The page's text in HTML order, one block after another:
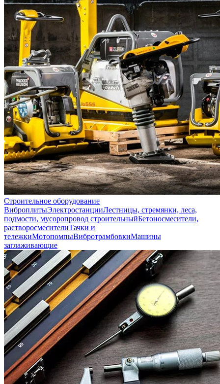
Строительное оборудование
ВиброплитыЭлектростанцииЛестницы, стремянки, леса,
подмости, мусоропровод строительныйБетоносмесители,
растворосмесителиТачки и
тележкиМотопомпыВибротрамбовкиМашины
заглаживающие